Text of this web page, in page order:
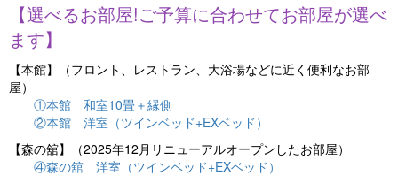
【選べるお部屋!ご予算に合わせてお部屋が選べ
ます】
【本館】（フロント、レストラン、大浴場などに近く便利なお部
屋）
①本館 和室10畳＋縁側
②本館 洋室（ツインベッド+EXベッド）
【森の舘】（2025年12月リニューアルオープンしたお部屋）
④森の舘 洋室（ツインベッド+EXベッド）